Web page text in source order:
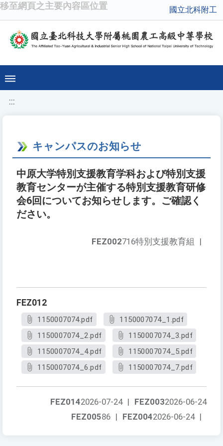
移至網頁之主要內容區位置 國立北科附工
:::
キャンパスのお知らせ
中原大学特別支援教育学科および特別支援
教育センターが主催する特別支援教育研修
会6回についてお知らせします。ご確認く
ださい。
FEZ002716特別支援教育組 |
FEZ012
1150007074.pdf
1150007074_1.pdf
1150007074_2.pdf
1150007074_3.pdf
1150007074_4.pdf
1150007074_5.pdf
1150007074_6.pdf
1150007074_7.pdf
FEZ0032026-06-24
FEZ0142026-07-24 |
FEZ0042026-06-24 |
FEZ00586 |